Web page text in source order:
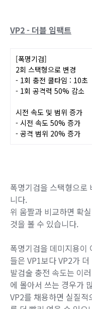
가가 있었는데,
슬 사용 시 발검술이 소
피해감소의 경우 시스
파열 같은 디버프가 안
VP2 - 더블 임팩트
- 1회 충전 쿨타임 : 10초
- 1회 공격력 50% 감소
시전 속도 및 범위 증가
- 공격 범위 20% 증가
폭명기검을 스택형으로